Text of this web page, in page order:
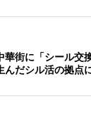
華街に「シール
んだシル活の拠点